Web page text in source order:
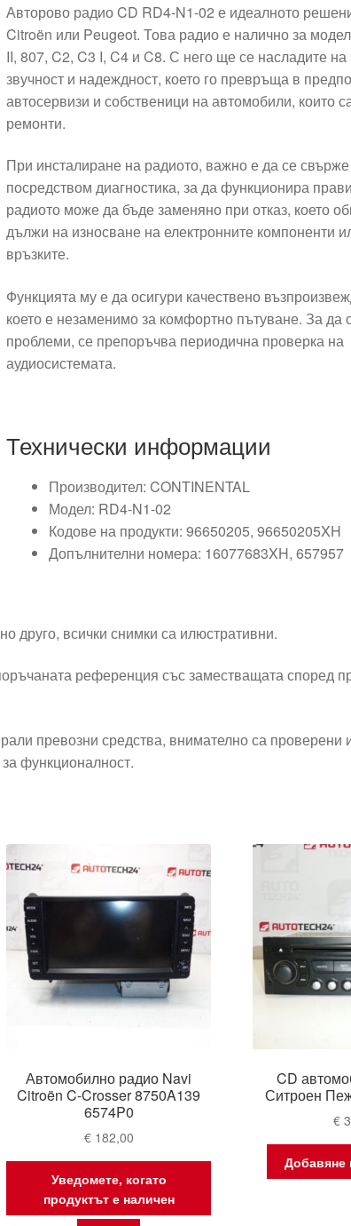
Авторово радио CD RD4-N1-02 е идеалното
Citroën или Peugeot. Това радио е налично за
II, 807, C2, C3 I, C4 и C8. С него ще се насладите на
звучност и надеждност, което го превръща в
автосервизи и собственици на автомобили, които
ремонти.
При инсталиране на радиото, важно е да се
посредством диагностика, за да функционира
радиото може да бъде заменяно при отказ, което
дължи на износване на електронните компоненти
връзките.
Функцията му е да осигури качествено
което е незаменимо за комфортно пътуване. За да
проблеми, се препоръчва периодична проверка на
аудиосистемата.
Технически информации
Производител: CONTINENTAL
Модел: RD4-N1-02
Кодове на продукти: 96650205, 96650205XH
Допълнителни номера: 16077683XH, 657957
друго, всички снимки са илюстративни.
референция със заместващата според
превозни средства, внимателно са проверени
функционалност.
Автомобилно радио Navi
Citroën C-Crosser 8750A139
6574P0
€182,00
Уведомете, когато
продуктът е наличен
CD
Ситроен
€
Добавяне